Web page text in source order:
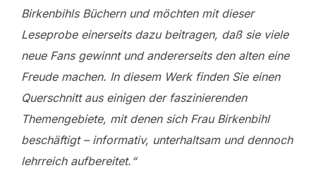
Birkenbihls Büchern und möchten mit dieser
Leseprobe einerseits dazu beitragen, daß sie viele
neue Fans gewinnt und andererseits den alten eine
Freude machen. In diesem Werk finden Sie einen
Querschnitt aus einigen der faszinierenden
Themengebiete, mit denen sich Frau Birkenbihl
beschäftigt – informativ, unterhaltsam und dennoch
lehrreich aufbereitet.“